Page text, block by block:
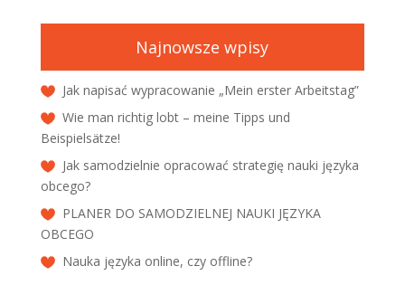
Najnowsze wpisy
Jak napisać wypracowanie „Mein erster Arbeitstag”
Wie man richtig lobt – meine Tipps und
Beispielsätze!
Jak samodzielnie opracować strategię nauki języka
obcego?
PLANER DO SAMODZIELNEJ NAUKI JĘZYKA
OBCEGO
Nauka języka online, czy offline?